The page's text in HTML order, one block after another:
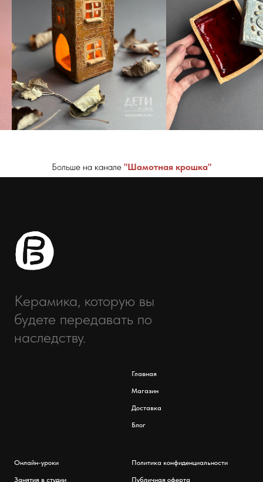
Больше на канале "Шамотная крошка"
Керамика, которую вы
будете передавать по
наследству.
Главная
Магазин
Доставка
Блог
Онлайн-уроки
Занятия в студии
Политика конфиденциальности
Публичная оферта